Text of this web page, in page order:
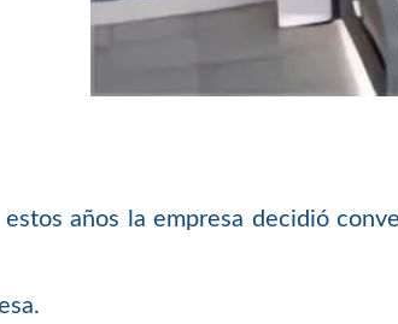
años la empresa decidió